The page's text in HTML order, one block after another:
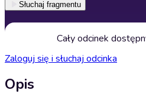
Słuchaj fragmentu
Cały odcinek
Zaloguj się i słuchaj odcinka
Opis